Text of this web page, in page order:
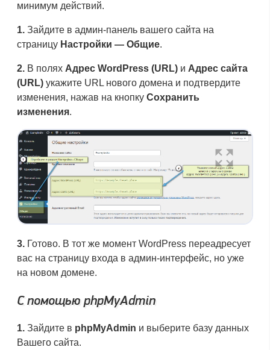
минимум действий.
1. Зайдите в админ-панель вашего сайта на
страницу Настройки — Общие.
2. В полях Адрес WordPress (URL) и Адрес сайта
(URL) укажите URL нового домена и подтвердите
изменения, нажав на кнопку Сохранить
изменения.
3. Готово. В тот же момент WordPress переадресует
вас на страницу входа в админ-интерфейс, но уже
на новом домене.
С помощью phpMyAdmin
1. Зайдите в phpMyAdmin и выберите базу данных
Вашего сайта.